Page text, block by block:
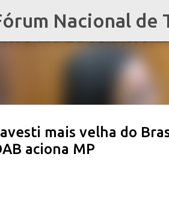
Nacional
mais velha do
aciona MP